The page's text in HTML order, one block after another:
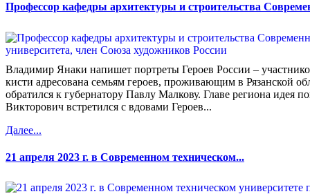
Профессор кафедры архитектуры и строительства
Владимир Янаки напишет портреты Героев России –
кисти адресована семьям героев, проживающим в Рязанской
обратился к губернатору Павлу Малкову. Главе региона идея
Викторович встретился с вдовами Героев...
Далее...
21 апреля 2023 г. в Современном техническом...